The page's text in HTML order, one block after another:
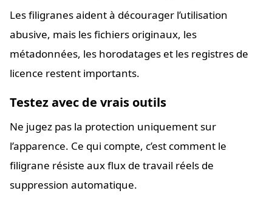
Les filigranes aident à décourager l’utilisation
abusive, mais les fichiers originaux, les
métadonnées, les horodatages et les registres de
licence restent importants.
Testez avec de vrais outils
Ne jugez pas la protection uniquement sur
l’apparence. Ce qui compte, c’est comment le
filigrane résiste aux flux de travail réels de
suppression automatique.